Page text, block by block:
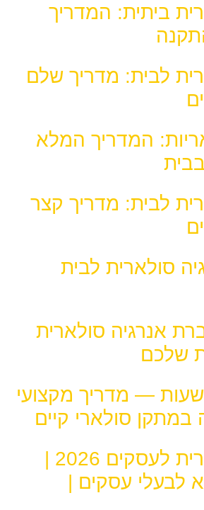
ביתית: המדריך
לבית: מדריך שלם
המדריך המלא
לבית: מדריך קצר
סולארית לבית
אנרגיה סולארית
שלכם
הסדרת 800 שעות — מדריך מקצועי
במתקן סולארי קיים
מערכת סולארית לעסקים 2026 |
לבעלי עסקים |